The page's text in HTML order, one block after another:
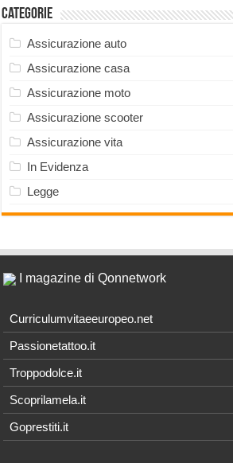
Categorie
Assicurazione auto
Assicurazione casa
Assicurazione moto
Assicurazione scooter
Assicurazione vita
In Evidenza
Legge
I magazine di Qonnetwork
Curriculumvitaeeuropeo.net
Passionetattoo.it
Troppodolce.it
Scoprilamela.it
Goprestiti.it